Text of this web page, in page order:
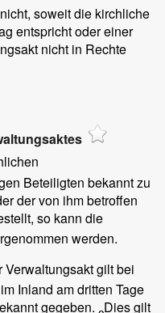
soweit die kirchliche
entspricht oder einer
nicht in Rechte
Beteiligten bekannt zu
der von ihm betroffen
so kann die
werden.
gilt bei
Inland am dritten Tage
gegeben. Dies gilt